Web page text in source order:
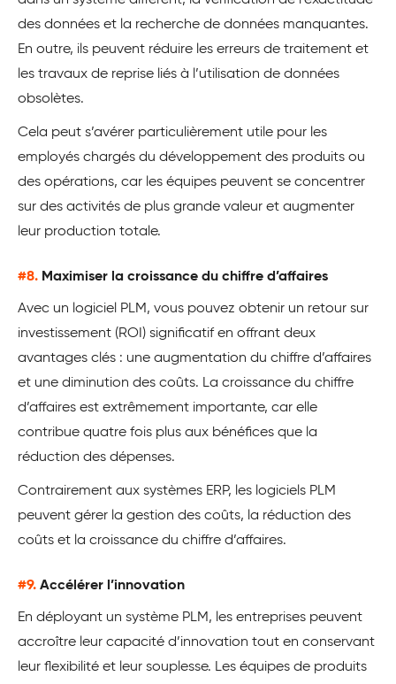
des données et la recherche de données manquantes.
En outre, ils peuvent réduire les erreurs de traitement et
les travaux de reprise liés à l’utilisation de données
obsolètes.
Cela peut s’avérer particulièrement utile pour les
employés chargés du développement des produits ou
des opérations, car les équipes peuvent se concentrer
sur des activités de plus grande valeur et augmenter
leur production totale.
#8. Maximiser la croissance du chiffre d’affaires
Avec un logiciel PLM, vous pouvez obtenir un retour sur
investissement (ROI) significatif en offrant deux
avantages clés : une augmentation du chiffre d’affaires
et une diminution des coûts. La croissance du chiffre
d’affaires est extrêmement importante, car elle
contribue quatre fois plus aux bénéfices que la
réduction des dépenses.
Contrairement aux systèmes ERP, les logiciels PLM
peuvent gérer la gestion des coûts, la réduction des
coûts et la croissance du chiffre d’affaires.
#9. Accélérer l’innovation
En déployant un système PLM, les entreprises peuvent
accroître leur capacité d’innovation tout en conservant
leur flexibilité et leur souplesse. Les équipes de produits